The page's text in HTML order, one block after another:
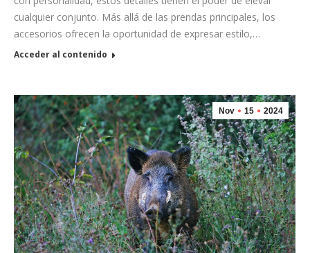
cualquier conjunto. Más allá de las prendas principales, los
accesorios ofrecen la oportunidad de expresar estilo,…
Acceder al contenido
Nov 15 2024